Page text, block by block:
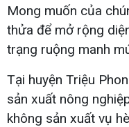
Mong muốn của
thửa để mở rộng
trạng ruộng manh
Tại huyện Triệu
sản xuất nông
không sản xuất vụ